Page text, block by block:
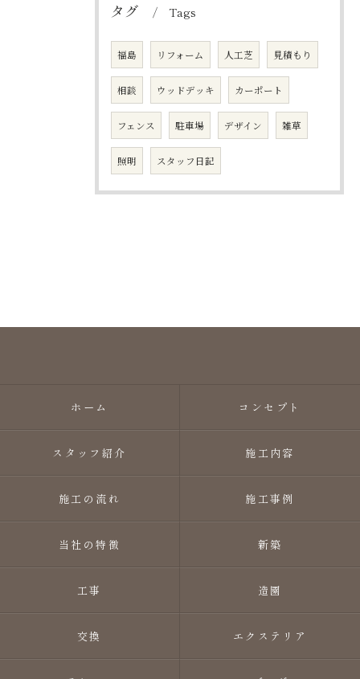
タグ Tags
福島 リフォーム 人工芝 見積もり
相談 ウッドデッキ カーポート
フェンス 駐車場 デザイン 雑草
照明 スタッフ日記
ホーム コンセプト
スタッフ紹介 施工内容
施工の流れ 施工事例
当社の特徴 新築
工事 造園
交換 エクステリア